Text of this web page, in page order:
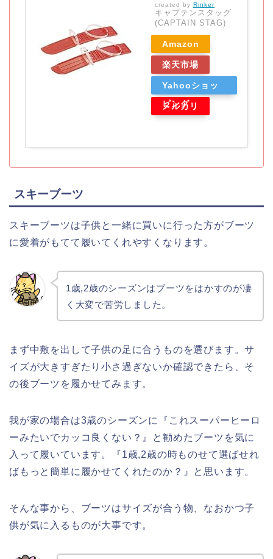
created by Rinker
キャプテンスタッグ
(CAPTAIN STAG)
Amazon
楽天市場
Yahooショッ
ピング
メルカリ
スキーブーツ
スキーブーツは子供と一緒に買いに行った方がブーツ
に愛着がもてて履いてくれやすくなります。
1歳,2歳のシーズンはブーツをはかすのが凄
く大変で苦労しました。
まず中敷を出して子供の足に合うものを選びます。サ
イズが大きすぎたり小さ過ぎないか確認できたら、そ
の後ブーツを履かせてみます。
我が家の場合は3歳のシーズンに『これスーパーヒーロ
ーみたいでカッコ良くない？』と勧めたブーツを気に
入って履いています。『1歳,2歳の時ものせて選ばせれ
ばもっと簡単に履かせてくれたのか？』と思います。
そんな事から、ブーツはサイズが合う物、なおかつ子
供が気に入るものが大事です。